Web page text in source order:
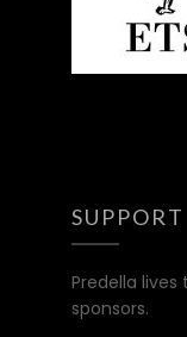
SUPPORT
Predella
sponsors.